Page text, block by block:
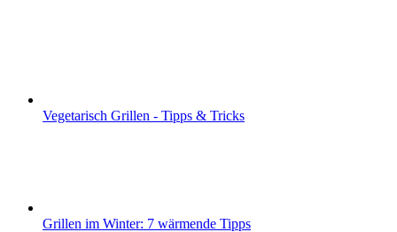
Vegetarisch Grillen - Tipps & Tricks
Grillen im Winter: 7 wärmende Tipps